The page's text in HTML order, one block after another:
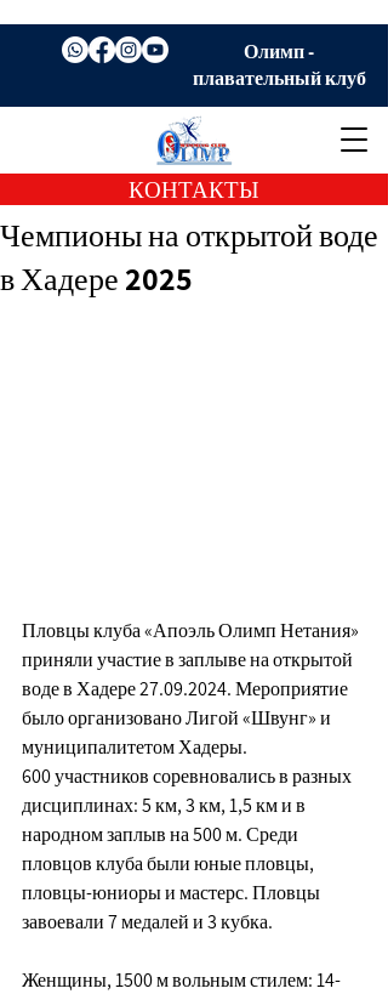
КОНТАКТЫ
Олимп -
плавательный клуб
Чемпионы на открытой воде
в Хадере 2025
Пловцы клуба «Апоэль Олимп Нетания»
приняли участие в заплыве на открытой
воде в Хадере 27.09.2024. Мероприятие
было организовано Лигой «Швунг» и
муниципалитетом Хадеры.
600 участников соревновались в разных
дисциплинах: 5 км, 3 км, 1,5 км и в
народном заплыв на 500 м. Среди
пловцов клуба были юные пловцы,
пловцы-юниоры и мастерс. Пловцы
завоевали 7 медалей и 3 кубка.
Женщины, 1500 м вольным стилем: 14-